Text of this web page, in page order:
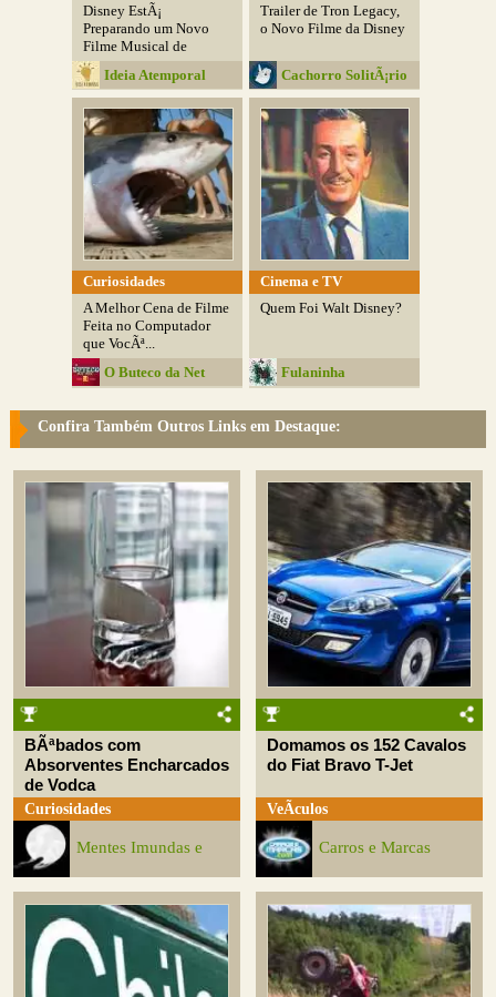
Disney EstÃ¡
Preparando um Novo
Filme Musical de
'Mary...
Ideia Atemporal
Trailer de Tron Legacy,
o Novo Filme da Disney
Cachorro SolitÃ¡rio
Curiosidades
A Melhor Cena de Filme
Feita no Computador
que VocÃª...
O Buteco da Net
Cinema e TV
Quem Foi Walt Disney?
Fulaninha
Confira Também Outros Links em Destaque:
BÃªbados com
Absorventes Encharcados
de Vodca
Curiosidades
Mentes Imundas e
Domamos os 152 Cavalos
do Fiat Bravo T-Jet
VeÃ­culos
Carros e Marcas